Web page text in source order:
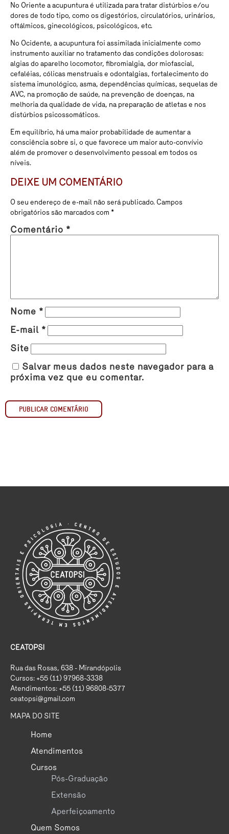
No Oriente a acupuntura é utilizada para tratar distúrbios e/ou
dores de todo tipo, como os digestórios, circulatórios, urinários,
oftálmicos, ginecológicos, psicológicos, etc.
No Ocidente, a acupuntura foi assimilada inicialmente como
instrumento auxiliar no tratamento das condições dolorosas:
algias do aparelho locomotor, fibromialgia, dor miofascial,
cefaléias, cólicas menstruais e odontalgias, fortalecimento do
sistema imunológico, asma, dependências químicas, sequelas de
AVC, na promoção de saúde, na prevenção de doenças, na
melhoria da qualidade de vida, na preparação de atletas e nos
distúrbios psicossomáticos.
Em equilíbrio, há uma maior probabilidade de aumentar a
consciência sobre si, o que favorece um maior auto-convívio
além de promover o desenvolvimento pessoal em todos os
níveis.
DEIXE UM COMENTÁRIO
O seu endereço de e-mail não será publicado. Campos
obrigatórios são marcados com *
Comentário *
Nome *
E-mail *
Site
Salvar meus dados neste navegador para a
próxima vez que eu comentar.
CEATOPSI
Rua das Rosas, 638 - Mirandópolis
Cursos: +55 (11) 97968-3338
Atendimentos: +55 (11) 96808-5377
ceatopsi@gmail.com
MAPA DO SITE
Home
Atendimentos
Cursos
Pós-Graduação
Extensão
Aperfeiçoamento
Quem Somos